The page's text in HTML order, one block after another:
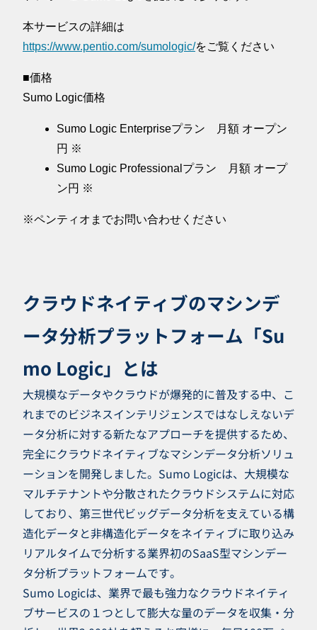
本サービスの詳細は
https://www.pentio.com/sumologic/をご覧ください
■価格
Sumo Logic価格
Sumo Logic Enterpriseプラン 月額 オープン
円 ※
Sumo Logic Professionalプラン 月額 オープ
ン円 ※
※ペンティオまでお問い合わせください
クラウドネイティブのマシンデ
ータ分析プラットフォーム「Su
mo Logic」とは
大規模なデータやクラウドが爆発的に普及する中、こ
れまでのビジネスインテリジェンスではなしえないデ
ータ分析に対する新たなアプローチを提供するため、
完全にクラウドネイティブなマシンデータ分析ソリュ
ーションを開発しました。Sumo Logicは、大規模な
マルチテナントや分散されたクラウドシステムに対応
しており、第三世代ビッグデータ分析を支えている構
造化データと非構造化データをネイティブに取り込み
リアルタイムで分析する業界初のSaaS型マシンデー
タ分析プラットフォームです。
Sumo Logicは、業界で最も強力なクラウドネイティ
ブサービスの１つとして膨大な量のデータを収集・分